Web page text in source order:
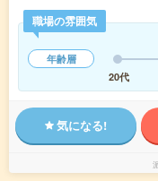
職場の雰囲気
年齢層
20代
気になる!